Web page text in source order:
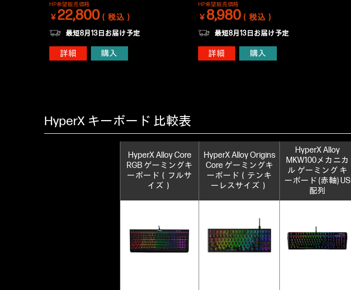
HP希望販売価格
￥ 22,800（税込）
最短8月13日お届け予定
詳細 購入
HP希望販売価格
￥ 8,980（税込）
最短8月13日お届け予定
詳細 購入
HyperX キーボード 比較表
HyperX Alloy Core
RGB ゲーミングキ
ーボード（フルサ
イズ）
HyperX Alloy Origins
Core ゲーミングキ
ーボード（テンキ
ーレスサイズ）
HyperX Alloy
MKW100メカニカ
ル ゲーミング キ
ーボード (赤軸) US
配列